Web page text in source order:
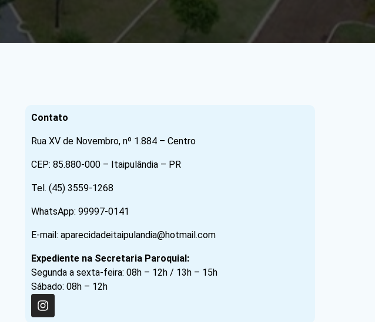
Contato
Rua XV de Novembro, nº 1.884 – Centro
CEP: 85.880-000 – Itaipulândia – PR
Tel. (45) 3559-1268
WhatsApp: 99997-0141
E-mail: aparecidadeitaipulandia@hotmail.com
Expediente na Secretaria Paroquial:
Segunda a sexta-feira: 08h – 12h / 13h – 15h
Sábado: 08h – 12h